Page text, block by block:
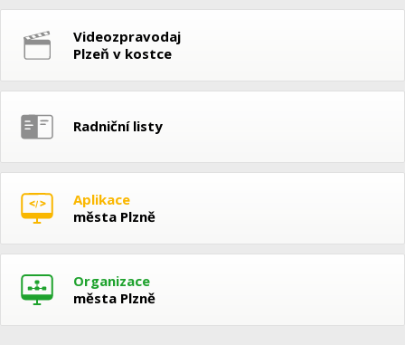
Videozpravodaj
Plzeň v kostce
Radniční listy
Aplikace
města Plzně
Organizace
města Plzně